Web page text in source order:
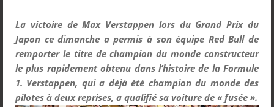
La victoire de Max Verstappen lors du Grand Prix du
Japon ce dimanche a permis à son équipe Red Bull de
remporter le titre de champion du monde constructeur
le plus rapidement obtenu dans l’histoire de la Formule
1. Verstappen, qui a déjà été champion du monde des
pilotes à deux reprises, a qualifié sa voiture de « fusée ».